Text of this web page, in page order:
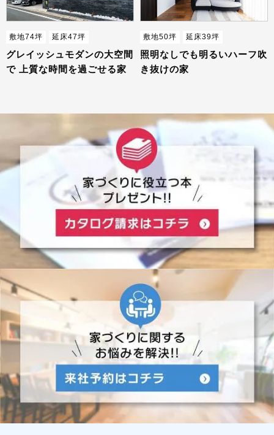
敷地74坪 延床47坪
グレイッシュモダンの大空間
で 上質な時間を過ごせる家
敷地50坪 延床39坪
照明なしでも明るいハーフ吹
き抜けの家